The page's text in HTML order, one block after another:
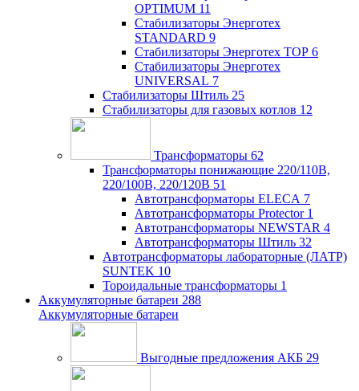
OPTIMUM 11
Стабилизаторы Энерготех
STANDARD 9
Стабилизаторы Энерготех TOP 6
Стабилизаторы Энерготех
UNIVERSAL 7
Стабилизаторы Штиль 25
Стабилизаторы для газовых котлов 12
Трансформаторы 62
Трансформаторы понижающие 220/110В,
220/100В, 220/120В 51
Автотрансформаторы ELECA 7
Автотрансформаторы Protector 1
Автотрансформаторы NEWSTAR 4
Автотрансформаторы Штиль 32
Автотрансформаторы лабораторные (ЛАТР)
SUNTEK 10
Тороидальные трансформаторы 1
Аккумуляторные батареи 288
Аккумуляторные батареи
Выгодные предложения АКБ 29